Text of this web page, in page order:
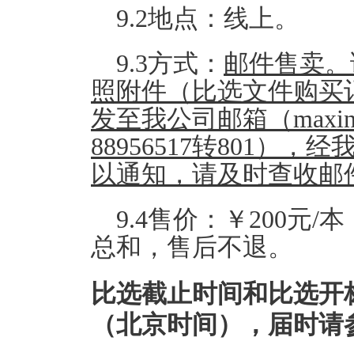
9.2地点：线上。
9.3方式： 邮件售卖
照附件（比选文件购
发至我公司邮箱（
88956517转801 ），经
以通知，请及时查收邮
9.4售价：￥200元/
总和，售后不退。
比选截止时间和比选开
（北京时间），届时